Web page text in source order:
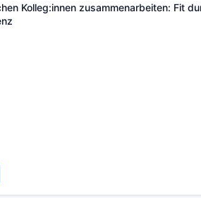
Kolleg:innen zusammenarbeiten: Fit